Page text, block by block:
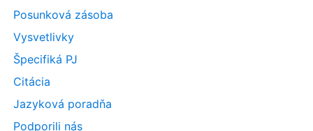
Posunková zásoba
Vysvetlivky
Špecifiká PJ
Citácia
Jazyková poradňa
Podporili nás